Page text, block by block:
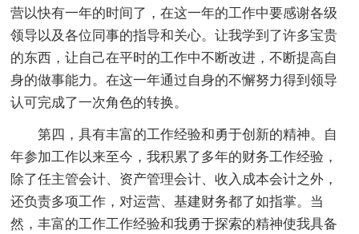
营以快有一年的时间了，在这一年的工作中要感谢各级
领导以及各位同事的指导和关心。让我学到了许多宝贵
的东西，让自己在平时的工作中不断改进，不断提高自
身的做事能力。在这一年通过自身的不懈努力得到领导
认可完成了一次角色的转换。
第四，具有丰富的工作经验和勇于创新的精神。自
年参加工作以来至今，我积累了多年的财务工作经验，
除了任主管会计、资产管理会计、收入成本会计之外，
还负责多项工作，对运营、基建财务都了如指掌。当
然，丰富的工作工作经验和我勇于探索的精神使我具备